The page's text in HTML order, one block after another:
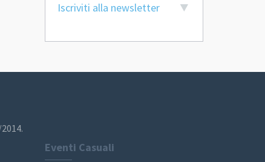
Iscriviti alla newsletter
Eventi Casuali